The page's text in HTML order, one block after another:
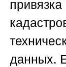
данных.